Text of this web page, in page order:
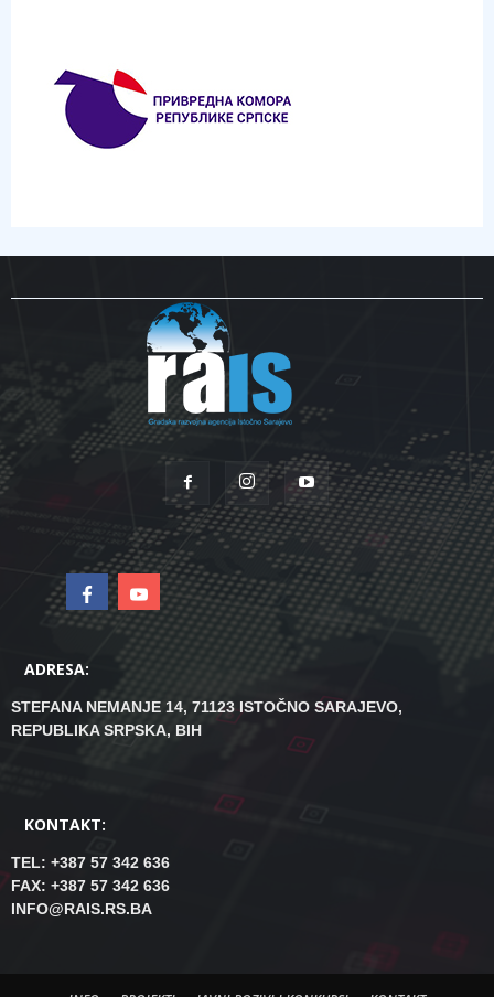
ADRESA:
STEFANA NEMANJE 14, 71123 ISTOČNO SARAJEVO,
REPUBLIKA SRPSKA, BIH
KONTAKT:
TEL: +387 57 342 636
FAX: +387 57 342 636
INFO@RAIS.RS.BA